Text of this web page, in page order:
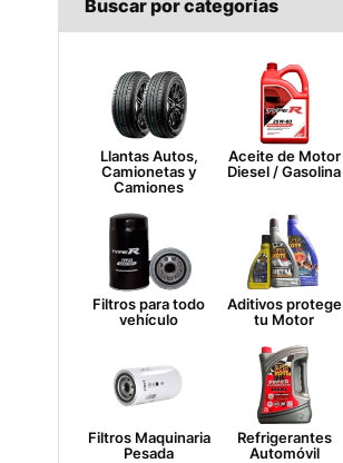
Buscar por categorías
Llantas Autos,
Camionetas y
Camiones
Aceite de Motor
Diesel / Gasolina
Filtros para todo
vehículo
Aditivos protege
tu Motor
Filtros Maquinaria
Pesada
Refrigerantes
Automóvil